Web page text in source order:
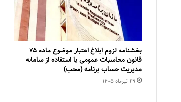
بخشنامه لزوم ابلاغ اعتبار موضوع ماده ۷۵
قانون محاسبات عمومی با استفاده از سامانه
مدیریت حساب برنامه (محب)
۲۹ تیر‌ماه ۱۴۰۵